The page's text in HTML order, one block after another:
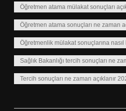
Öğretmen atama mülakat sonuçları
Öğretmen atama sonuçları ne zaman
Öğretmenlik mülakat sonuçlarına nasıl
Sağlık Bakanlığı tercih sonuçları ne
Tercih sonuçları ne zaman açıklanır